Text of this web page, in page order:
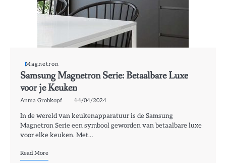
Magnetron
Samsung Magnetron Serie: Betaalbare Luxe
voor je Keuken
Anma Grobkopf 14/04/2024
In de wereld van keukenapparatuur is de Samsung
Magnetron Serie een symbool geworden van betaalbare luxe
voor elke keuken. Met…
Read More